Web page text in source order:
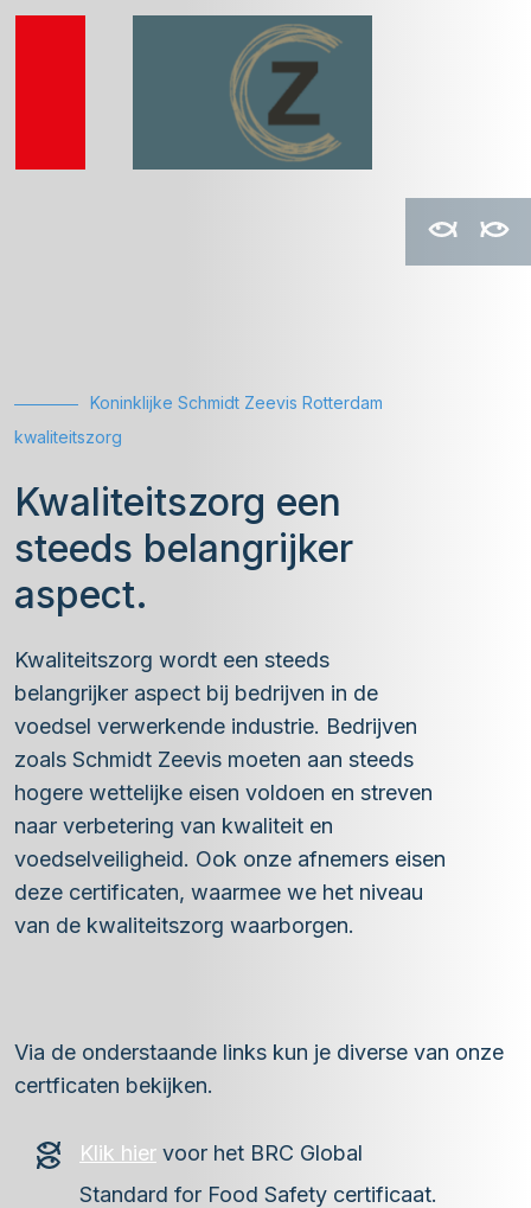
Koninklijke Schmidt Zeevis Rotterdam
kwaliteitszorg
Kwaliteitszorg een
steeds belangrijker
aspect.
Kwaliteitszorg wordt een steeds
belangrijker aspect bij bedrijven in de
voedsel verwerkende industrie. Bedrijven
zoals Schmidt Zeevis moeten aan steeds
hogere wettelijke eisen voldoen en streven
naar verbetering van kwaliteit en
voedselveiligheid. Ook onze afnemers eisen
deze certificaten, waarmee we het niveau
van de kwaliteitszorg waarborgen.
Via de onderstaande links kun je diverse van onze
certficaten bekijken.
Klik hier voor het BRC Global
Standard for Food Safety certificaat.